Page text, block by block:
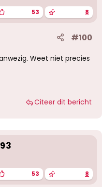
53 8
#100
Weet niet precies
Citeer dit bericht
53 8